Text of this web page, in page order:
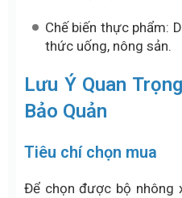
Chế biến thực phẩm:
thức uống, nông sản.
Lưu Ý Quan
Bảo Quản
Tiêu chí chọn mua
Để chọn được bộ nhông